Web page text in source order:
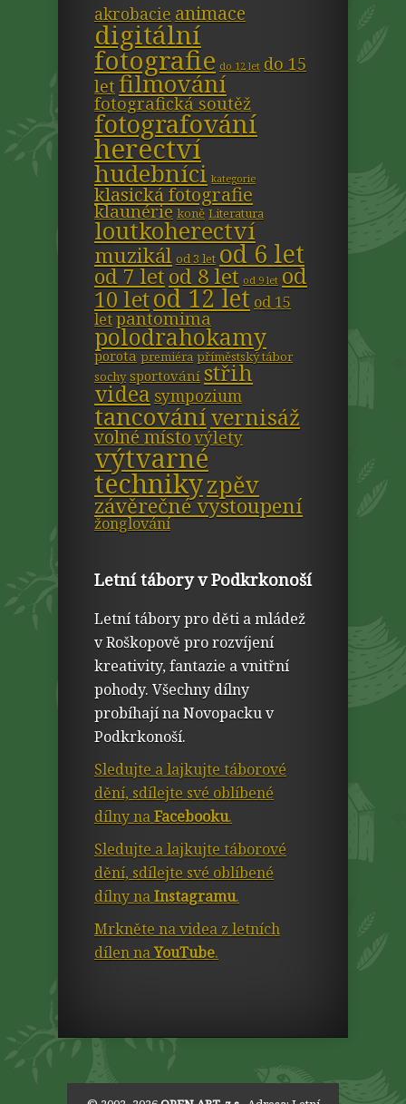
akrobacie animace
digitální
fotografie do 12 let do 15
let filmování
fotografická soutěž
fotografování
herectví
hudebníci kategorie
klasická fotografie
klaunérie koně Literatura
loutkoherectví
muzikál od 3 let od 6 let
od 7 letod 8 let od 9 let od
10 letod 12 let od 15
letpantomima
polodrahokamy
porota premiéra příměstský tábor
sochy sportování střih
videa sympozium
tancovánívernisáž
volné místovýlety
výtvarné
technikyzpěv
závěrečné vystoupení
žonglování
Letní tábory v Podkrkonoší
Letní tábory pro děti a mládež
v Roškopově pro rozvíjení
kreativity, fantazie a vnitřní
pohody. Všechny dílny
probíhají na Novopacku v
Podkrkonoší.
Sledujte a lajkujte táborové
dění, sdílejte své oblíbené
dílny naFacebooku.
Sledujte a lajkujte táborové
dění, sdílejte své oblíbené
dílny naInstagramu.
Mrkněte na videa z letních
dílen naYouTube.